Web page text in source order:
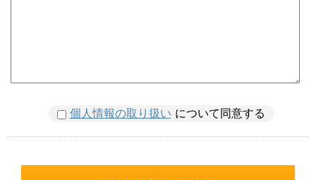
個人情報の取り扱い について同意する